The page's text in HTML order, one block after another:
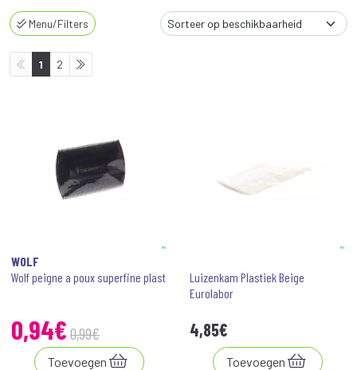
Menu/Filters
1 2
WOLF
Wolf peigne a poux superfine plast
0,94€ 0,99€
Toevoegen
Luizenkam Plastiek Beige
Eurolabor
4,85€
Toevoegen